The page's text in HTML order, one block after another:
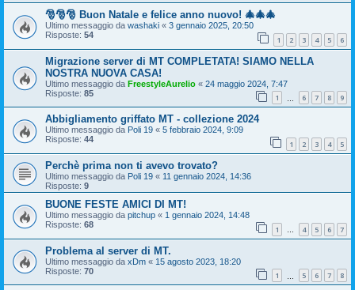
🎅🎅🎅 Buon Natale e felice anno nuovo! 🎄🎄🎄
Ultimo messaggio da washaki « 3 gennaio 2025, 20:50
Risposte: 54 1 2 3 4 5 6
Migrazione server di MT COMPLETATA! SIAMO NELLA
NOSTRA NUOVA CASA!
Ultimo messaggio da FreestyleAurelio « 24 maggio 2024, 7:47
Risposte: 85 1 6 7 8 9
Abbigliamento griffato MT - collezione 2024
Ultimo messaggio da Poli 19 « 5 febbraio 2024, 9:09
Risposte: 44 1 2 3 4 5
Perchè prima non ti avevo trovato?
Ultimo messaggio da Poli 19 « 11 gennaio 2024, 14:36
Risposte: 9
BUONE FESTE AMICI DI MT!
Ultimo messaggio da pitchup « 1 gennaio 2024, 14:48
Risposte: 68 1 … 4 5 6 7
Problema al server di MT.
Ultimo messaggio da xDm « 15 agosto 2023, 18:20
Risposte: 70 1 5 6 7 8